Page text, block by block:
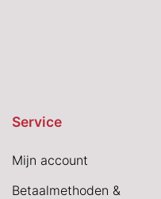
Service
Mijn account
Betaalmethoden &